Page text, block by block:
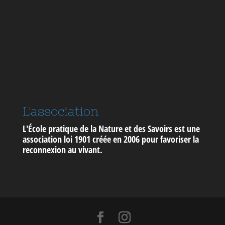
L'association
L'École pratique de la Nature et des Savoirs est une
association loi 1901 créée en 2006 pourfavoriser la
reconnexion au vivant.